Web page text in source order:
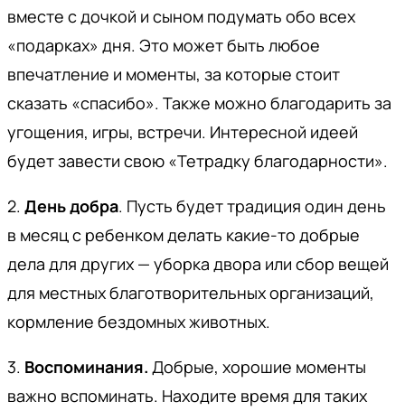
вместе с дочкой и сыном подумать обо всех
«подарках» дня. Это может быть любое
впечатление и моменты, за которые стоит
сказать «спасибо». Также можно благодарить за
угощения, игры, встречи. Интересной идеей
будет завести свою «Тетрадку благодарности».
2. День добра. Пусть будет традиция один день
в месяц с ребенком делать какие-то добрые
дела для других — уборка двора или сбор вещей
для местных благотворительных организаций,
кормление бездомных животных.
3. Воспоминания. Добрые, хорошие моменты
важно вспоминать. Находите время для таких